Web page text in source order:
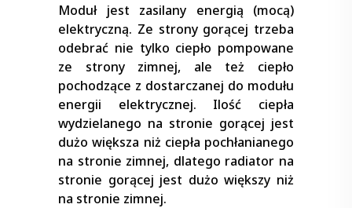
Moduł jest zasilany energią (mocą)
elektryczną. Ze strony gorącej trzeba
odebrać nie tylko ciepło pompowane
ze strony zimnej, ale też ciepło
pochodzące z dostarczanej do modułu
energii elektrycznej. Ilość ciepła
wydzielanego na stronie gorącej jest
dużo większa niż ciepła pochłanianego
na stronie zimnej, dlatego radiator na
stronie gorącej jest dużo większy niż
na stronie zimnej.